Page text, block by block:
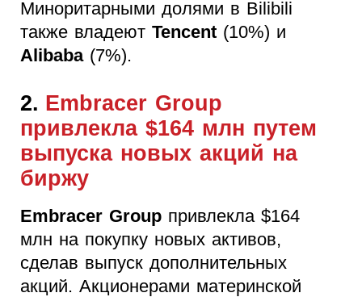
Миноритарными долями в Bilibili
также владеют Tencent (10%) и
Alibaba(7%).
2. Embracer Group
привлекла $164 млн путем
выпуска новых акций на
биржу
Embracer Group привлекла $164
млн на покупку новых активов,
сделав выпуск дополнительных
акций. Акционерами материнской